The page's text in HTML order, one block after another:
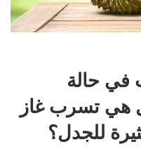
في حالة
هي تسرب غاز
للجدل؟